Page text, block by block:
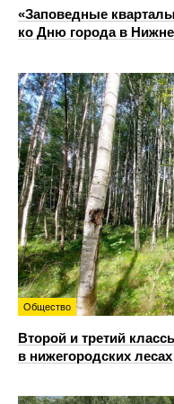
«Заповедные
ко Дню города в
Общество
Второй и третий
в нижегородских лесах